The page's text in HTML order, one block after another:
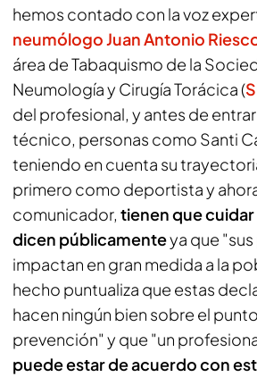
hemos contado con la voz
neumólogo Juan Antonio
área de Tabaquismo de la
Neumología y Cirugía Torácica (
del profesional, y antes de
técnico, personas como Santi
teniendo en cuenta su
primero como deportista y
comunicador, tienen que
dicen públicamenteya que
impactan en gran medida a la
hecho puntualiza que estas
hacen ningún bien sobre el
prevención" y que "un
puede estar de acuerdo con